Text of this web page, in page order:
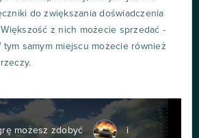
do zwiększania doświadczenia
Większość z nich możecie sprzedać -
tym samym miejscu możecie również
możesz zdobyć i